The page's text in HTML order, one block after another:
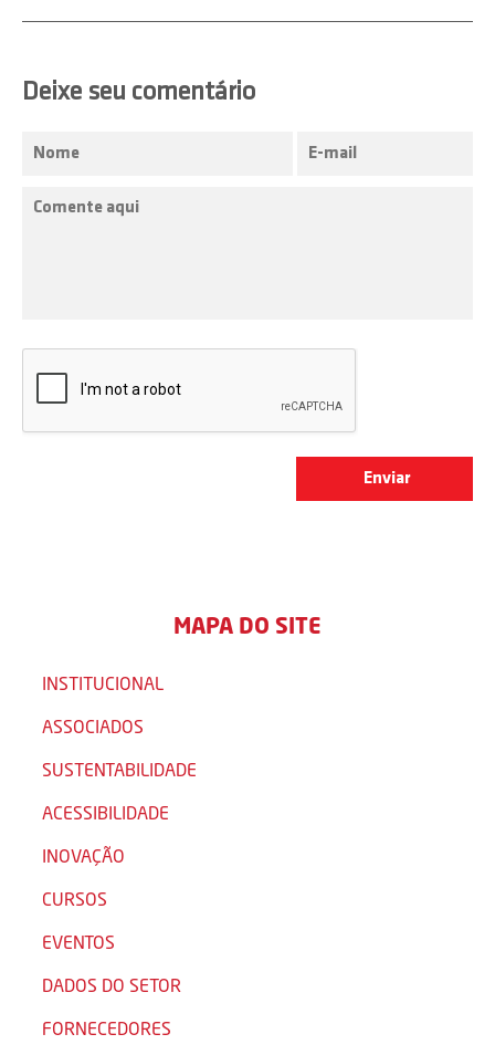
Deixe seu comentário
MAPA DO SITE
INSTITUCIONAL
ASSOCIADOS
SUSTENTABILIDADE
ACESSIBILIDADE
INOVAÇÃO
CURSOS
EVENTOS
DADOS DO SETOR
FORNECEDORES